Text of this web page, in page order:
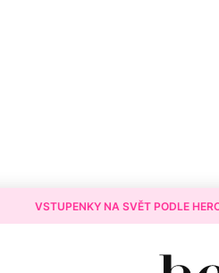
VSTUPENKY NA SVĚT PODLE